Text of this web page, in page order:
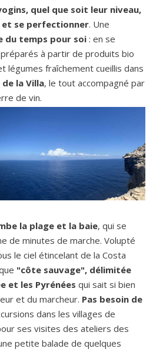
quel que soit leur niveau,
se perfectionner. Une
du temps pour soi : en se
à partir de produits bio
légumes fraîchement cueillis dans
la Villa, le tout accompagné par
de vin.
la plage et la baie, qui se
de minutes de marche. Volupté
le ciel étincelant de la Costa
"côte sauvage", délimitée
et les Pyrénées qui sait si bien
et du marcheur. Pas besoin de
dans les villages de
ses visites des ateliers des
petite balade de quelques